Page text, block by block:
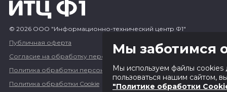
© 2026 ООО "Информационно-технический центр Ф1"
Публичная оферта
Согласие на обработку персональных данных
Политика обработки персональных данных
Политика обработки Cookie
Мы заботимся
Мы используем файлы cookies
пользоваться нашим сайтом,
"Политике обработки